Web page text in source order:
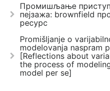
Промишљање
пејзажа: brownfield
ресурс
Promišljanje o
modelovanja naspram
[Reflections about
the process of
model per se]